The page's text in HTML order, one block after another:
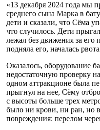
«13 декабря 2024 года мы
среднего сына Марка в
дети и сказали, что Сёма
что случилось. Дети
лежал без движения за его
подняла его, началась
Оказалось, оборудование
недостаточную проверку
одном аттракционе была
прыгнул на нее, Сёму
с высоты больше трех
было ни крови, ни ран, но
повреждения: перелом